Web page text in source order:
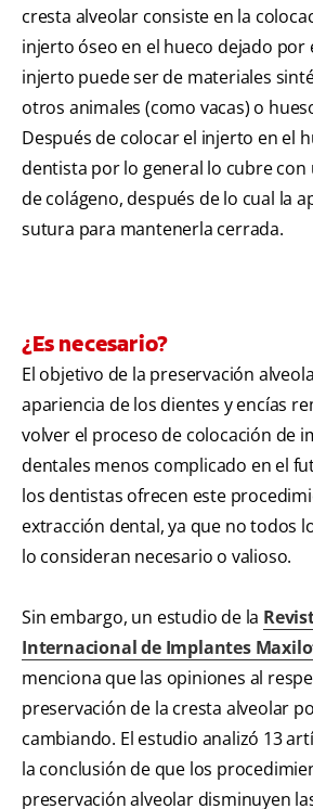
cresta alveolar consiste en la
injerto óseo en el hueco dejado por
injerto puede ser de materiales
otros animales (como vacas) o
Después de colocar el injerto en el
dentista por lo general lo cubre con
de colágeno, después de lo cual la
sutura para mantenerla cerrada.
¿Es necesario?
El objetivo de la preservación
apariencia de los dientes y encías
volver el proceso de colocación de
dentales menos complicado en el
los dentistas ofrecen este
extracción dental, ya que no todos
lo consideran necesario o valioso.
Sin embargo, un estudio de la
Internacional de Implantes
menciona que las opiniones al
preservación de la cresta alveolar
cambiando. El estudio analizó 13
la conclusión de que los
preservación alveolar disminuyen